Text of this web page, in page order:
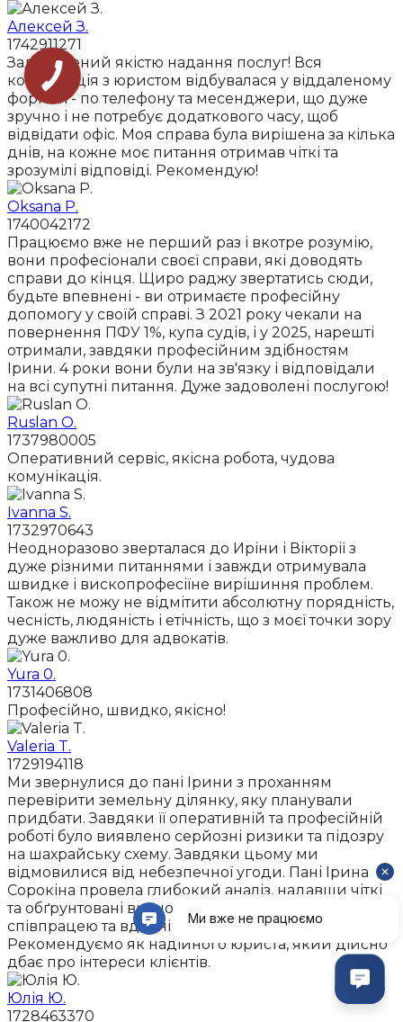
Алексей З.
1742911271
Задоволений якістю надання послуг! Вся
комунікація з юристом відбувалася у віддаленому
форматі - по телефону та месенджери, що дуже
зручно і не потребує додаткового часу, щоб
відвідати офіс. Моя справа була вирішена за кілька
днів, на кожне моє питання отримав чіткі та
зрозумілі відповіді. Рекомендую!
Oksana P.
1740042172
Працюємо вже не перший раз і вкотре розумію,
вони професіонали своєї справи, які доводять
справи до кінця. Щиро раджу звертатись сюди,
будьте впевнені - ви отримаєте професійну
допомогу у своїй справі. З 2021 року чекали на
повернення ПФУ 1%, купа судів, і у 2025, нарешті
отримали, завдяки професійним здібностям
Ірини. 4 роки вони були на зв'язку і відповідали
на всі супутні питання. Дуже задоволені послугою!
Ruslan O.
1737980005
Оперативний сервіс, якісна робота, чудова
комунікація.
Ivanna S.
1732970643
Неодноразово зверталася до Иріни і Вікторії з
дуже різними питаннями і завжди отримувала
швидке і вископрофесіїне вирішиння проблем.
Також не можу не відмітити абсолютну порядність,
чесність, людяність і етічність, що з моєї точки зору
дуже важливо для адвокатів.
Yura 0.
1731406808
Професійно, швидко, якісно!
Valeria T.
1729194118
Ми звернулися до пані Ірини з проханням
перевірити земельну ділянку, яку планували
придбати. Завдяки її оперативній та професійній
роботі було виявлено серйозні ризики та підозру
на шахрайську схему. Завдяки цьому ми
відмовилися від небезпечної угоди. Пані Ірина
Сорокіна провела глибокий аналіз, надавши чіткі
та обґрунтовані висновки. Ми вкрай задоволені
співпрацею та вдячні за її професіоналізм.
Рекомендуємо як надійного юриста, який дійсно
дбає про інтереси клієнтів.
Юлія Ю.
1728463370